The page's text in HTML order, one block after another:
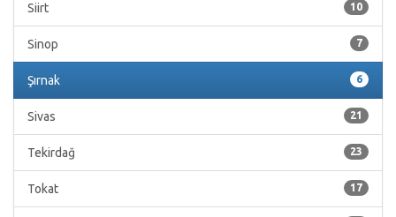
10
Siirt
7
Sinop
6
Şırnak
21
Sivas
23
Tekirdağ
17
Tokat